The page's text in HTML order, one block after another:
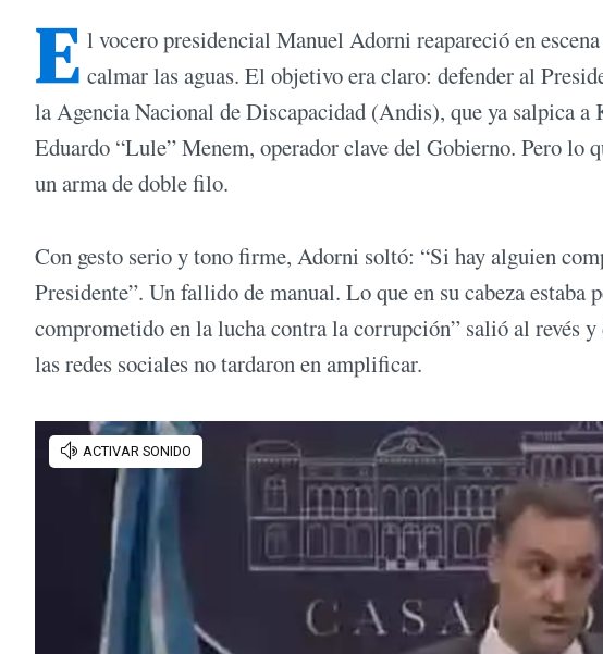
E l vocero presidencial Manuel Adorni reapareció en
calmar las aguas. El objetivo era claro: defender al
la Agencia Nacional de Discapacidad (Andis), que ya salpica
Eduardo “Lule” Menem, operador clave del Gobierno. Pero lo
un arma de doble filo.
Con gesto serio y tono firme, Adorni soltó: “Si hay alguien
Presidente”. Un fallido de manual. Lo que en su cabeza estaba
comprometido en la lucha contra la corrupción” salió al revés
las redes sociales no tardaron en amplificar.